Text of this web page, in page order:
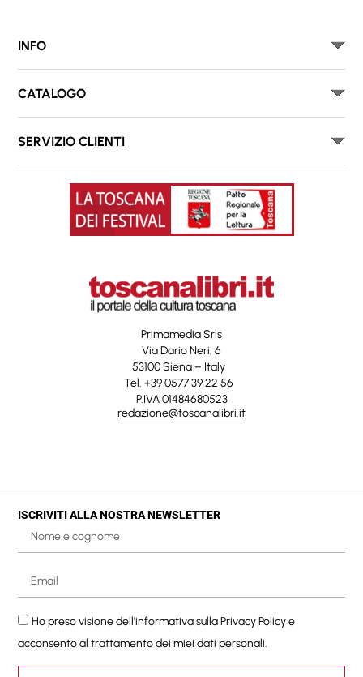
INFO
CATALOGO
SERVIZIO CLIENTI
Primamedia Srls
Via Dario Neri, 6
53100 Siena – Italy
Tel. +39 0577 39 22 56
P.IVA 01484680523
redazione@toscanalibri.it
ISCRIVITI ALLA NOSTRA NEWSLETTER
Ho preso visione dell'informativa sullaPrivacy Policye
acconsento al trattamento dei miei dati personali.